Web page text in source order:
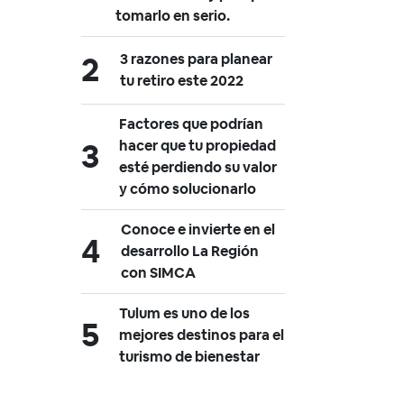
tomarlo en serio.
3 razones para planear
tu retiro este 2022
Factores que podrían
hacer que tu propiedad
esté perdiendo su valor
y cómo solucionarlo
Conoce e invierte en el
desarrollo La Región
con SIMCA
Tulum es uno de los
mejores destinos para el
turismo de bienestar